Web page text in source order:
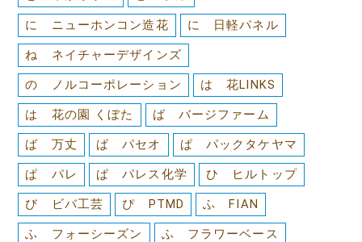
に ニューホンコン造花 に 日軽パネル
ね ネイチャーデザインズ
の ノルコーポレーション は 花LINKS
は 花の園 くぼた ば バージファーム
ば 万丈 ぱ パセオ ぱ パックタケヤマ
ぱ パレ ぱ パレス化学 ひ ヒルトップ
び ビバ工芸 ぴ PTMD ふ FIAN
ふ フォーシーズン ふ フラワーベース